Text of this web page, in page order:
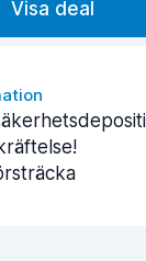
Visa deal